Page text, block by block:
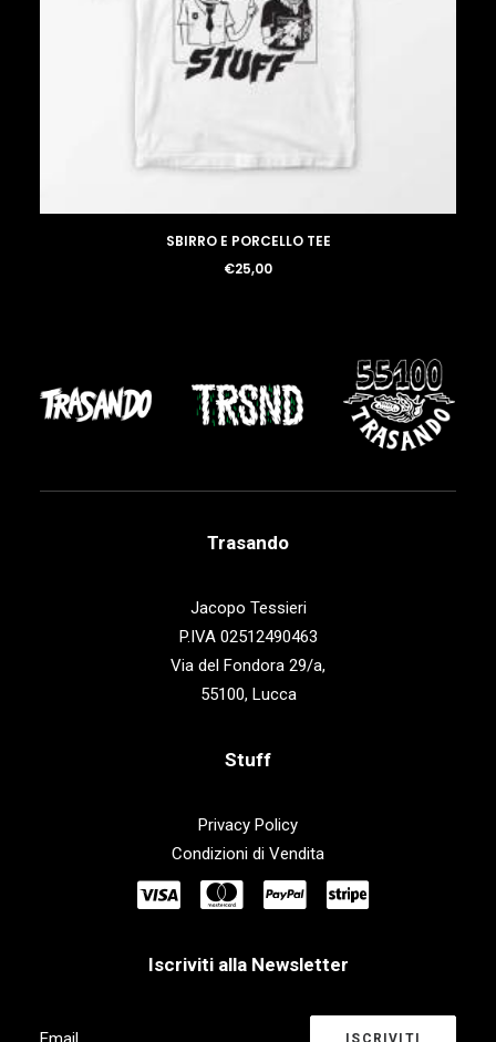
RICERCA
LOGIN / REGISTER
SBIRRO E PORCELLO TEE
€25,00
Trasando
Jacopo Tessieri
P.IVA 02512490463
Via del Fondora 29/a,
55100, Lucca
Stuff
Privacy Policy
Condizioni di Vendita
Iscriviti alla Newsletter